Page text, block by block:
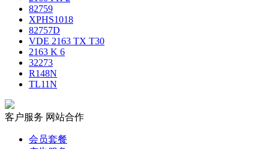
82759
XPHS1018
82757D
VDE 2163 TX T30
2163 K 6
32273
R148N
TL11N
客户服务 网站合作
会员套餐